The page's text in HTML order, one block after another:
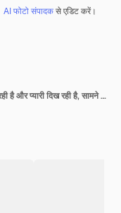
AI फोटो संपादकसे एडिट करें।
चेक शर्ट में एक युवा लड़की खुद की ओर इशारा कर रही है और प्यारी दिख रही है, सामने का दृश्य।